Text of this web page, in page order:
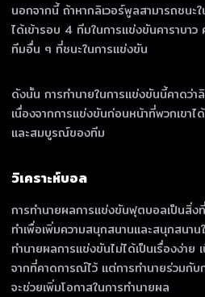
นอกจากนี้ ถ้าหากลิเวอร์พูลสามารถชนะ
ได้เข้ารอบ 4 ทีมในการแข่งขันคาราบา
ทีมอื่น ๆ ที่ชนะในการแข่งขัน
ดังนั้น การทำนายในการแข่งขันนี้คาดว่า
เนื่องจากการแข่งขันก่อนหน้าที่พวกเขา
และสมบูรณ์ของทีม
วิเคราะห์บอล
การทำนายผลการแข่งขันฟุตบอลเป็นสิ่
ทำเพื่อเพิ่มความสนุกสนานและสนุกสนา
ทำนายผลการแข่งขันไม่ได้เป็นเรื่องง่าย
จากที่คาดการณ์ไว้ แต่การทำนายร่วมกับ
จะช่วยเพิ่มโอกาสในการทำนายผล